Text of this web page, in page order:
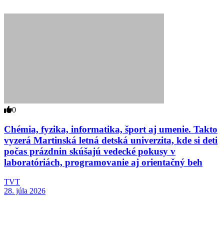
0
Chémia, fyzika, informatika, šport aj umenie. Takto
vyzerá Martinská letná detská univerzita, kde si deti
počas prázdnin skúšajú vedecké pokusy v
laboratóriách, programovanie aj orientačný beh
TVT
28. júla 2026